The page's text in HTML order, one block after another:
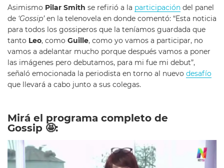
Asimismo Pilar Smith se refirió a la participación del panel
de ‘Gossip’en la telenovela en donde comentó: “Esta noticia
para todos los gossiperos que la teníamos guardada que
tanto Leo, como Guille, como yo vamos a participar, no
vamos a adelantar mucho porque después vamos a poner
las imágenes pero debutamos, para mi fue mi debut”,
señaló emocionada la periodista en torno al nuevo desafío
que llevará a cabo junto a sus colegas.
Mirá el programa completo de
Gossip 🤩: